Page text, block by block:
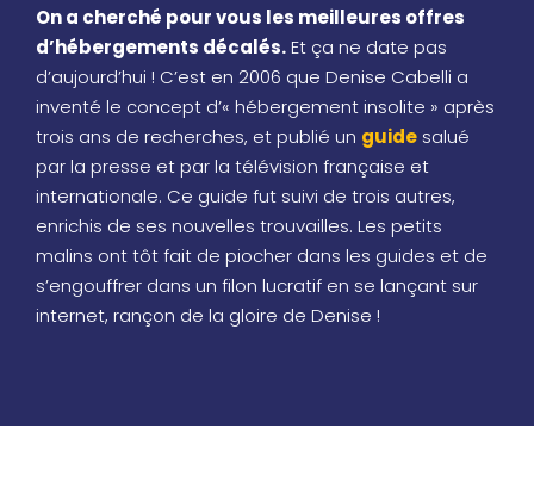
On a cherché pour vous les meilleures offres
d’hébergements décalés.Et ça ne date pas
d’aujourd’hui ! C’est en 2006 que Denise Cabelli a
inventé le concept d’« hébergement insolite » après
trois ans de recherches, et publié un guide salué
par la presse et par la télévision française et
internationale. Ce guide fut suivi de trois autres,
enrichis de ses nouvelles trouvailles. Les petits
malins ont tôt fait de piocher dans les guides et de
s’engouffrer dans un filon lucratif en se lançant sur
internet, rançon de la gloire de Denise !